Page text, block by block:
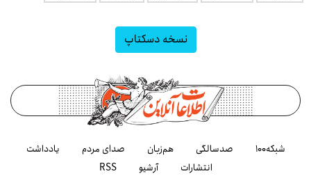
نسخه دسکتاپ
شبکه۱۰۰ صدسالگی هم‌زبان صدای مردم
یادداشت
انتشارات
آرشیو RSS